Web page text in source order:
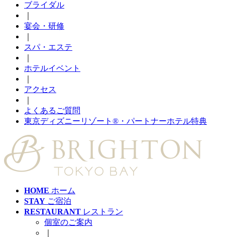
ブライダル
宴会・研修
スパ・エステ
ホテルイベント
アクセス
よくあるご質問
東京ディズニーリゾート®・パートナーホテル特典
HOME ホーム
STAY ご宿泊
RESTAURANT レストラン
個室のご案内